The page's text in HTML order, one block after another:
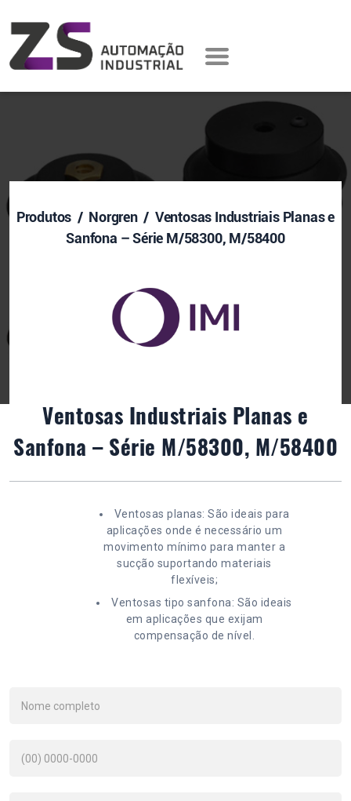
Produtos / Norgren / Ventosas Industriais Planas e
Sanfona – Série M/58300, M/58400
Ventosas Industriais Planas e
Sanfona – Série M/58300, M/58400
Ventosas planas: São ideais para
aplicações onde é necessário um
movimento mínimo para manter a
sucção suportando materiais
flexíveis;
Ventosas tipo sanfona: São ideais
em aplicações que exijam
compensação de nível.